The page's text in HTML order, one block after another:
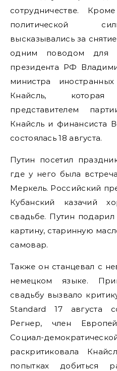
сотрудничестве.
политической
высказывались за
одним поводом для
президента РФ
министра
Кнайсль,
представителем
Кнайсль и финансиста
состоялась 18 августа.
Путин посетил
где у него была
Меркель. Российский
Кубанский казачий
свадьбе. Путин
картину, старинную
самовар.
Также он станцевал с
немецком языке.
свадьбу вызвало
Standard 17 августа
Регнер, член
Социал-
раскритиковала
попытках добиться